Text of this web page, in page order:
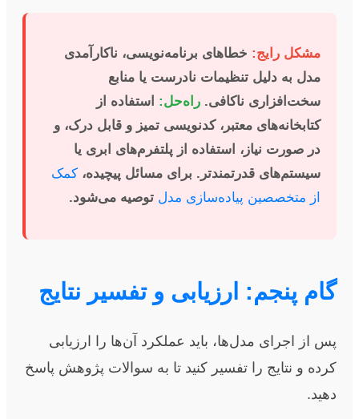
مشکل رایج: خطاهای برنامه‌نویسی، ناکارآمدی
مدل به دلیل تنظیمات نادرست یا منابع
سخت‌افزاری ناکافی. راه‌حل: استفاده از
کتابخانه‌های معتبر، کدنویسی تمیز و قابل درک، و
در صورت نیاز، استفاده از پلتفرم‌های ابری یا
سیستم‌های قدرتمندتر. برای مسائل پیچیده، کمک
از متخصصین پیاده‌سازی مدل توصیه می‌شود.
گام پنجم: ارزیابی و تفسیر نتایج
پس از اجرای مدل‌ها، باید عملکرد آن‌ها را ارزیابی
کرده و نتایج را تفسیر کنید تا به سوالات پژوهش پاسخ
دهید.